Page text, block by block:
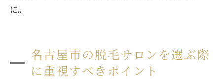
に。
名古屋市の脱毛サロンを選ぶ際
に重視すべきポイント